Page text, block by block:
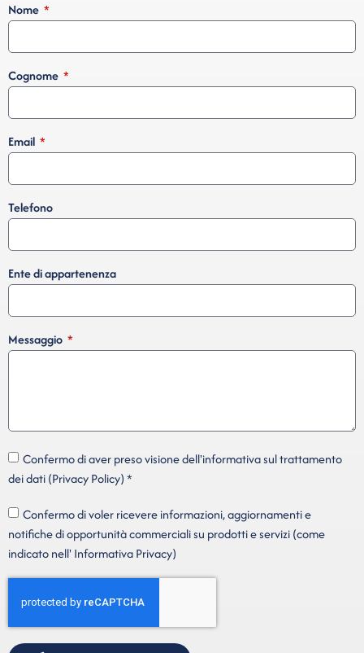
Nome
Cognome
Email
Telefono
Ente di appartenenza
Messaggio
Confermo di aver preso visione dell'informativa sul trattamento
dei dati (Privacy Policy) *
Confermo di voler ricevere informazioni, aggiornamenti e
notifiche di opportunità commerciali su prodotti e servizi (come
indicato nell' Informativa Privacy)